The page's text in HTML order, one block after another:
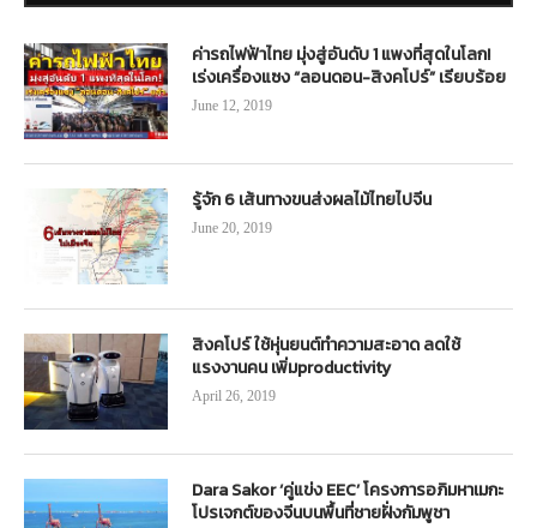
ค่ารถไฟฟ้าไทย มุ่งสู่อันดับ 1 แพงที่สุดในโลก!
เร่งเครื่องแซง “ลอนดอน-สิงคโปร์” เรียบร้อย
June 12, 2019
รู้จัก 6 เส้นทางขนส่งผลไม้ไทยไปจีน
June 20, 2019
สิงคโปร์ ใช้หุ่นยนต์ทำความสะอาด ลดใช้
แรงงานคน เพิ่มproductivity
April 26, 2019
Dara Sakor ‘คู่แข่ง EEC’ โครงการอภิมหาเมกะ
โปรเจกต์ของจีนบนพื้นที่ชายฝั่งกัมพูชา